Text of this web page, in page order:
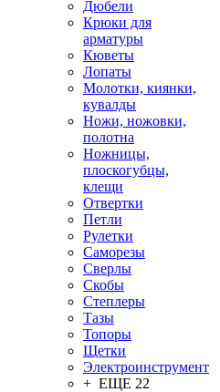
Дюбели
Крюки для
арматуры
Кюветы
Лопаты
Молотки, киянки,
кувалды
Ножи, ножовки,
полотна
Ножницы,
плоскогубцы,
клещи
Отвертки
Петли
Рулетки
Саморезы
Сверлы
Скобы
Степлеры
Тазы
Топоры
Щетки
Электроинструмент
+ ЕЩЕ 22